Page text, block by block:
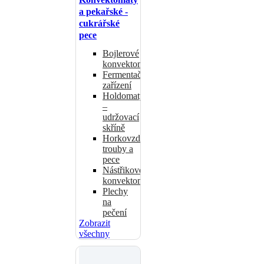
a pekařské -
cukrářské
pece
Bojlerové
konvektomaty
Fermentační
zařízení
Holdomaty
–
udržovací
skříně
Horkovzdušné
trouby a
pece
Nástřikové
konvektomaty
Plechy
na
pečení
Zobrazit
všechny